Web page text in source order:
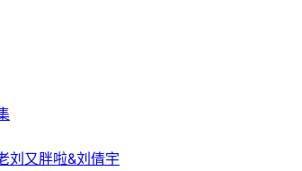
刘又胖啦&刘倩宇